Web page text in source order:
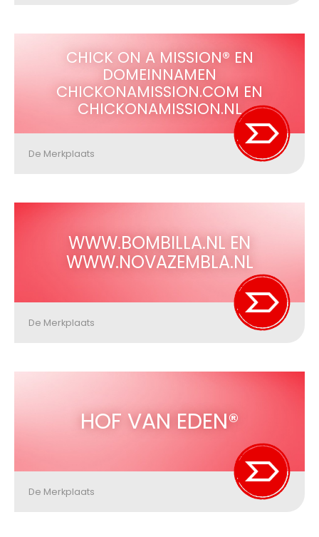
CHICK ON A MISSION® EN
DOMEINNAMEN
CHICKONAMISSION.COM EN
CHICKONAMISSION.NL
De Merkplaats
WWW.BOMBILLA.NL EN
WWW.NOVAZEMBLA.NL
De Merkplaats
HOF VAN EDEN®
De Merkplaats